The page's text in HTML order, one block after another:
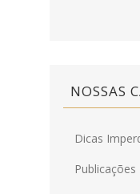
NOSSAS
Dicas
Publicações